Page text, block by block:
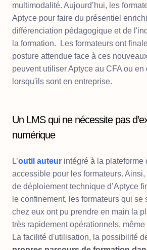
multimodalité. Aujourd’hui, les
Aptyce pour faire du présentiel
différenciation pédagogique et de
la formation. Les formateurs ont
posture attendue face à ces
peuvent utiliser Aptyce au CFA ou en
lorsqu'ils sont en entreprise.
Un LMS qui ne nécessite pas
numérique
L’outil auteur intégré à la plateforme
accessible pour les formateurs.
de déploiement technique d’Aptyce
le confinement, les formateurs qui se
chez eux ont pu prendre en main la
très rapidement opérationnels,
La facilité d'utilisation, la possibilité